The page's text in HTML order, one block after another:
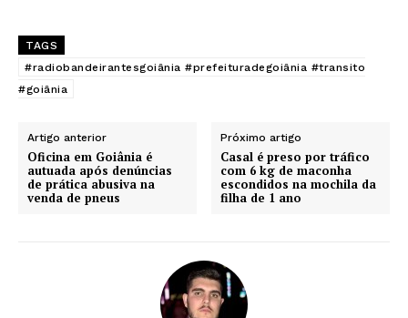
TAGS
#radiobandeirantesgoiânia #prefeituradegoiânia #transito
#goiânia
Artigo anterior
Oficina em Goiânia é
autuada após denúncias
de prática abusiva na
venda de pneus
Próximo artigo
Casal é preso por tráfico
com 6 kg de maconha
escondidos na mochila da
filha de 1 ano